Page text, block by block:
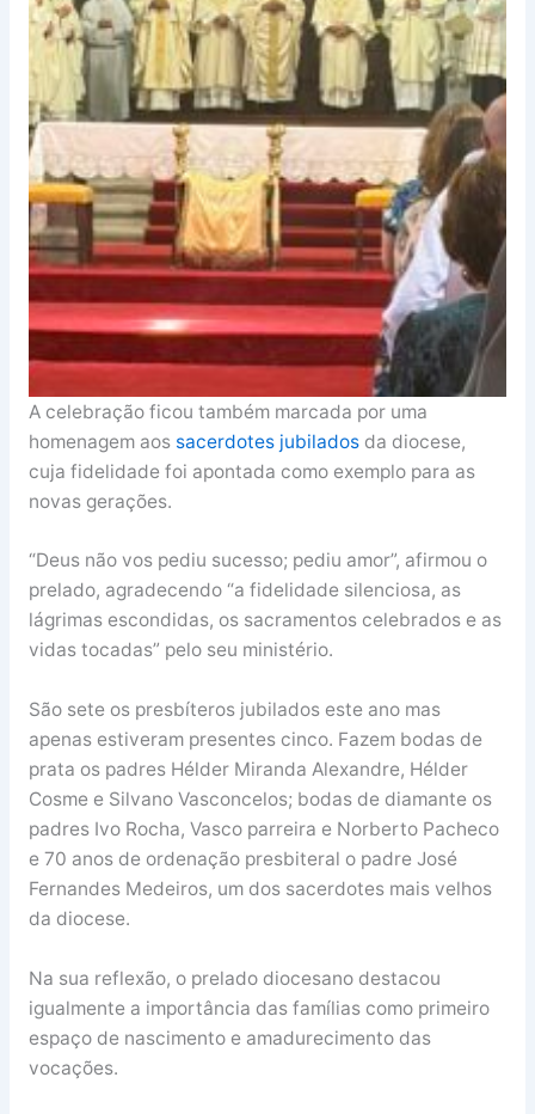
A celebração ficou também marcada por uma
homenagem aos sacerdotes jubiladosda diocese,
cuja fidelidade foi apontada como exemplo para as
novas gerações.
“Deus não vos pediu sucesso; pediu amor”, afirmou o
prelado, agradecendo “a fidelidade silenciosa, as
lágrimas escondidas, os sacramentos celebrados e as
vidas tocadas” pelo seu ministério.
São sete os presbíteros jubilados este ano mas
apenas estiveram presentes cinco. Fazem bodas de
prata os padres Hélder Miranda Alexandre, Hélder
Cosme e Silvano Vasconcelos; bodas de diamante os
padres Ivo Rocha, Vasco parreira e Norberto Pacheco
e 70 anos de ordenação presbiteral o padre José
Fernandes Medeiros, um dos sacerdotes mais velhos
da diocese.
Na sua reflexão, o prelado diocesano destacou
igualmente a importância das famílias como primeiro
espaço de nascimento e amadurecimento das
vocações.